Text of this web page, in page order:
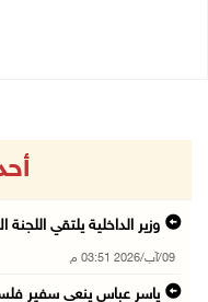
وزير الداخلية يلتقي اللجنة
09/آب/2026 03:51 م
ياسر عباس ينعى سفير